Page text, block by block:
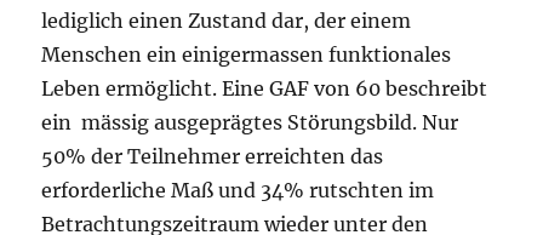
lediglich einen Zustand dar, der einem
Menschen ein einigermassen funktionales
Leben ermöglicht. Eine GAF von 60 beschreibt
ein mässig ausgeprägtes Störungsbild. Nur
50% der Teilnehmer erreichten das
erforderliche Maß und 34% rutschten im
Betrachtungszeitraum wieder unter den